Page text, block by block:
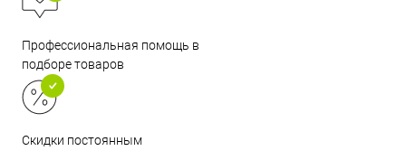
Профессиональная помощь в
подборе товаров
Скидки постоянным